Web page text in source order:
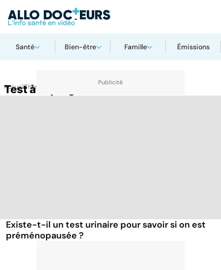
Santé Bien-être Famille Émissions
AccueilThématiques
Test à la progestérone
Existe-t-il un test urinaire pour savoir si on est
préménopausée ?